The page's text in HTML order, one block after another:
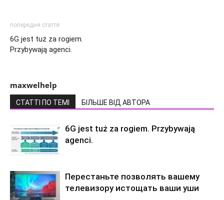
попередня стаття
6G jest tuż za rogiem.
Przybywają agenci.
maxwelhelp
СТАТТІ ПО ТЕМІ БІЛЬШЕ ВІД АВТОРА
6G jest tuż za rogiem. Przybywają
agenci.
Перестаньте позволять вашему
телевизору истощать ваши уши